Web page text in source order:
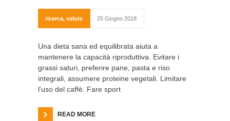
ricerca, salute 25 Giugno 2018
Una dieta sana ed equilibrata aiuta a
mantenere la capacità riproduttiva. Evitare i
grassi saturi, preferire pane, pasta e riso
integrali, assumere proteine vegetali. Limitare
l’uso del caffè. Fare sport
READ MORE